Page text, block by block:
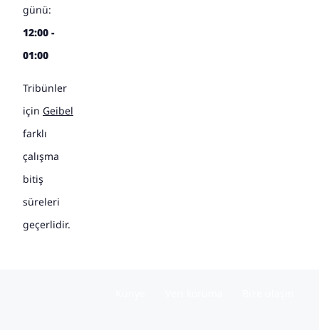
günü:
12:00 -
01:00
Tribünler
için Geibel
farklı
çalışma
bitiş
süreleri
geçerlidir.